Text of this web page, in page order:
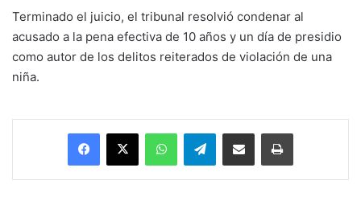
Terminado el juicio, el tribunal resolvió condenar al
acusado a la pena efectiva de 10 años y un día de presidio
como autor de los delitos reiterados de violación de una
niña.
Facebook
X WhatsAppTelegramEnviar vía email Imprimir